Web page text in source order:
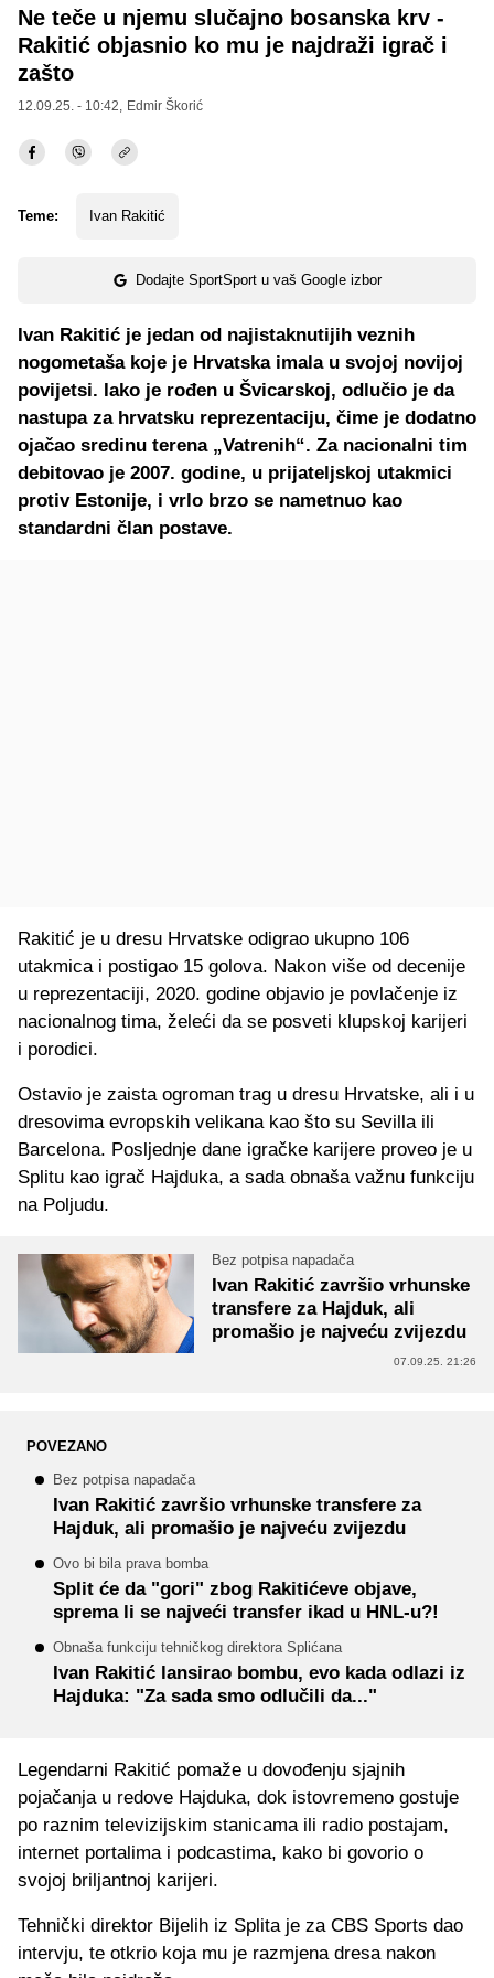
Ne teče u njemu slučajno bosanska krv -
Rakitić objasnio ko mu je najdraži igrač i
zašto
12.09.25. - 10:42, Edmir Škorić
Teme: Ivan Rakitić
Dodajte SportSport u vaš Google izbor
Ivan Rakitić je jedan od najistaknutijih veznih
nogometaša koje je Hrvatska imala u svojoj novijoj
povijetsi. Iako je rođen u Švicarskoj, odlučio je da
nastupa za hrvatsku reprezentaciju, čime je dodatno
ojačao sredinu terena „Vatrenih“. Za nacionalni tim
debitovao je 2007. godine, u prijateljskoj utakmici
protiv Estonije, i vrlo brzo se nametnuo kao
standardni član postave.
Rakitić je u dresu Hrvatske odigrao ukupno 106
utakmica i postigao 15 golova. Nakon više od decenije
u reprezentaciji, 2020. godine objavio je povlačenje iz
nacionalnog tima, želeći da se posveti klupskoj karijeri
i porodici.
Ostavio je zaista ogroman trag u dresu Hrvatske, ali i u
dresovima evropskih velikana kao što su Sevilla ili
Barcelona. Posljednje dane igračke karijere proveo je u
Splitu kao igrač Hajduka, a sada obnaša važnu funkciju
na Poljudu.
Bez potpisa napadača
Ivan Rakitić završio vrhunske
transfere za Hajduk, ali
promašio je najveću zvijezdu
07.09.25. 21:26
POVEZANO
Bez potpisa napadača
Ivan Rakitić završio vrhunske transfere za
Hajduk, ali promašio je najveću zvijezdu
Ovo bi bila prava bomba
Split će da "gori" zbog Rakitićeve objave,
sprema li se najveći transfer ikad u HNL-u?!
Obnaša funkciju tehničkog direktora Splićana
Ivan Rakitić lansirao bombu, evo kada odlazi iz
Hajduka: "Za sada smo odlučili da..."
Legendarni Rakitić pomaže u dovođenju sjajnih
pojačanja u redove Hajduka, dok istovremeno gostuje
po raznim televizijskim stanicama ili radio postajam,
internet portalima i podcastima, kako bi govorio o
svojoj briljantnoj karijeri.
Tehnički direktor Bijelih iz Splita je za CBS Sports dao
intervju, te otkrio koja mu je razmjena dresa nakon